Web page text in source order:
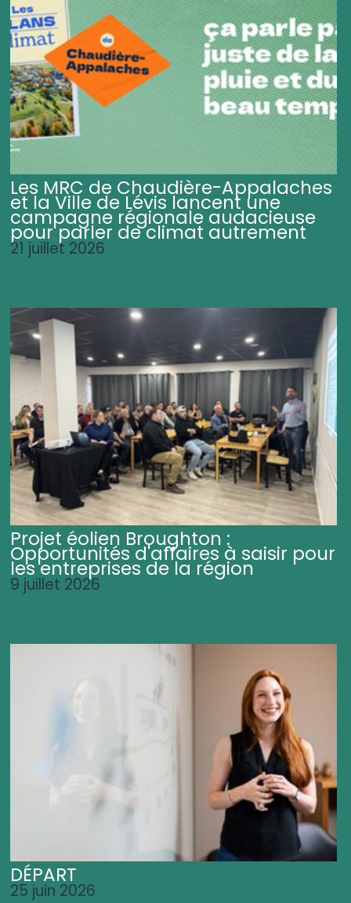
Les MRC de Chaudière-Appalaches
et la Ville de Lévis lancent une
campagne régionale audacieuse
pour parler de climat autrement
21 juillet 2026
Projet éolien Broughton :
Opportunités d'affaires à saisir pour
les entreprises de la région
9 juillet 2026
DÉPART
25 juin 2026